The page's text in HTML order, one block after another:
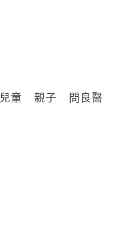
兒童 親子 問良醫